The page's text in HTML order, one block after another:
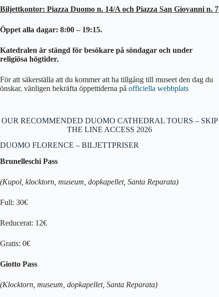
Biljettkontor: Piazza Duomo n. 14/A och Piazza San Giovanni n. 7
Öppet alla dagar: 8:00 – 19:15.
Katedralen är stängd för besökare på söndagar och under
religiösa högtider.
För att säkerställa att du kommer att ha tillgång till museet den dag du
önskar, vänligen bekräfta öppettiderna på officiella webbplats
OUR RECOMMENDED DUOMO CATHEDRAL TOURS – SKIP
THE LINE ACCESS 2026
DUOMO FLORENCE – BILJETTPRISER
Brunelleschi Pass
(Kupol, klocktorn, museum, dopkapellet, Santa Reparata)
Full: 30€
Reducerat: 12€
Gratis: 0€
Giotto Pass
(Klocktorn, museum, dopkapellet, Santa Reparata)